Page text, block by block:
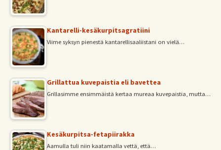
Kantarelli-kesäkurpitsagratiini
Viime syksyn pienestä kantarellisaaliistani on vielä…
Grillattua kuvepaistia eli bavettea
Grillasimme ensimmäistä kertaa mureaa kuvepaistia, mutta…
Kesäkurpitsa-fetapiirakka
Aamulla tuli niin kaatamalla vettä, että…